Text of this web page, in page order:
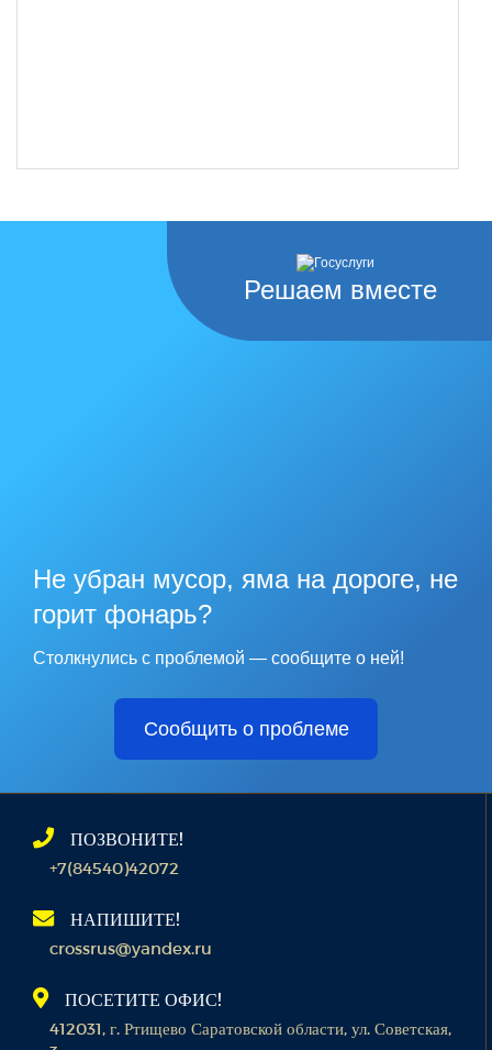
Решаем вместе
Не убран мусор, яма на дороге, не
горит фонарь?
Столкнулись с проблемой — сообщите о ней!
Сообщить о проблеме
ПОЗВОНИТЕ!
+7(84540)42072
НАПИШИТЕ!
crossrus@yandex.ru
ПОСЕТИТЕ ОФИС!
412031, г. Ртищево Саратовской области, ул. Советская,